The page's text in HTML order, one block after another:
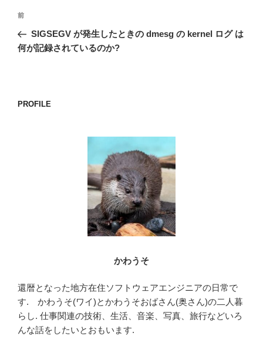
投
ナ
シ
前
の
投
前
SIGSEGV が発生したときの dmesg の kernel ログ は
何が記録されているのか?
PROFILE
かわうそ
還暦となった地方在住ソフトウェアエンジニアの日常で
す. かわうそ(ワイ)とかわうそおばさん(奥さん)の二人暮
らし. 仕事関連の技術、生活、音楽、写真、旅行などいろ
んな話をしたいとおもいます.